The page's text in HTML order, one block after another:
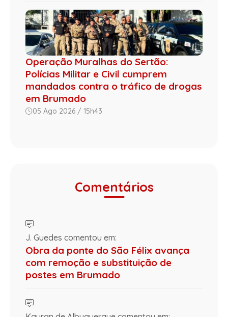
Operação Muralhas do Sertão:
Polícias Militar e Civil cumprem
mandados contra o tráfico de drogas
em Brumado
05 Ago 2026 / 15h43
Comentários
J. Guedes comentou em:
Obra da ponte do São Félix avança
com remoção e substituição de
postes em Brumado